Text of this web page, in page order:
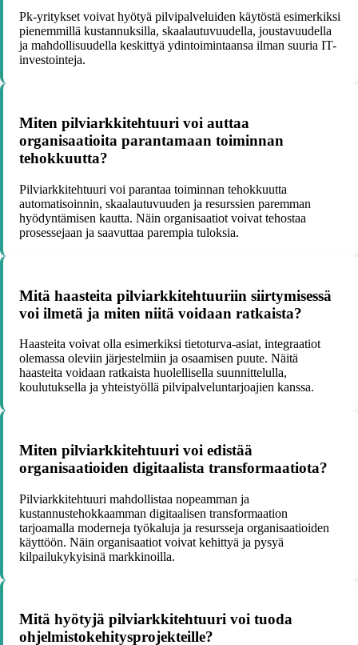
Pk-yritykset voivat hyötyä pilvipalveluiden käytöstä esimerkiksi
pienemmillä kustannuksilla, skaalautuvuudella, joustavuudella
ja mahdollisuudella keskittyä ydintoimintaansa ilman suuria IT-
investointeja.
Miten pilviarkkitehtuuri voi auttaa
organisaatioita parantamaan toiminnan
tehokkuutta?
Pilviarkkitehtuuri voi parantaa toiminnan tehokkuutta
automatisoinnin, skaalautuvuuden ja resurssien paremman
hyödyntämisen kautta. Näin organisaatiot voivat tehostaa
prosessejaan ja saavuttaa parempia tuloksia.
Mitä haasteita pilviarkkitehtuuriin siirtymisessä
voi ilmetä ja miten niitä voidaan ratkaista?
Haasteita voivat olla esimerkiksi tietoturva-asiat, integraatiot
olemassa oleviin järjestelmiin ja osaamisen puute. Näitä
haasteita voidaan ratkaista huolellisella suunnittelulla,
koulutuksella ja yhteistyöllä pilvipalveluntarjoajien kanssa.
Miten pilviarkkitehtuuri voi edistää
organisaatioiden digitaalista transformaatiota?
Pilviarkkitehtuuri mahdollistaa nopeamman ja
kustannustehokkaamman digitaalisen transformaation
tarjoamalla moderneja työkaluja ja resursseja organisaatioiden
käyttöön. Näin organisaatiot voivat kehittyä ja pysyä
kilpailukykyisinä markkinoilla.
Mitä hyötyjä pilviarkkitehtuuri voi tuoda
ohjelmistokehitysprojekteille?